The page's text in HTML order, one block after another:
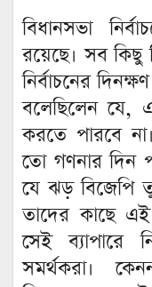
বিধানসভা
রয়েছে। সব কিছু
নির্বাচনের
বলেছিলেন যে,
করতে পারবে
তো গণনার দিন
যে ঝড় বিজেপি
তাদের কাছে এই
সেই ব্যাপারে
সমর্থকরা।